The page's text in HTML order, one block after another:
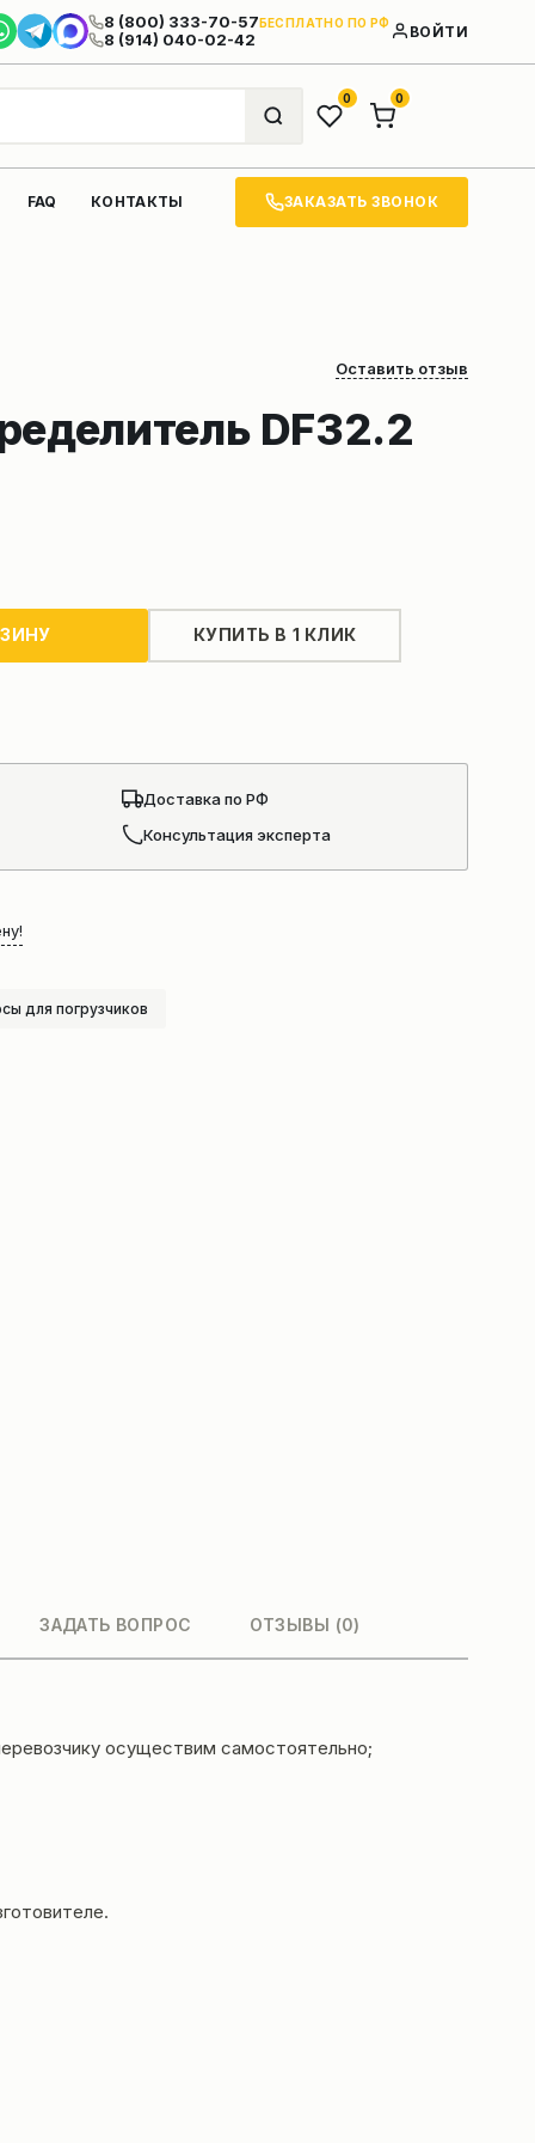
8 (800) 333-70-57БЕСПЛАТНО ПО РФ
8 (914) 040-02-42 ВОЙТИ
0 0
FAQ КОНТАКТЫ ЗАКАЗАТЬ ЗВОНОК
Оставить отзыв
DF32.2
КУПИТЬ В 1 КЛИК
Доставка по РФ
Консультация эксперта
для погрузчиков
ЗАДАТЬ ВОПРОС ОТЗЫВЫ (0)
осуществим самостоятельно;